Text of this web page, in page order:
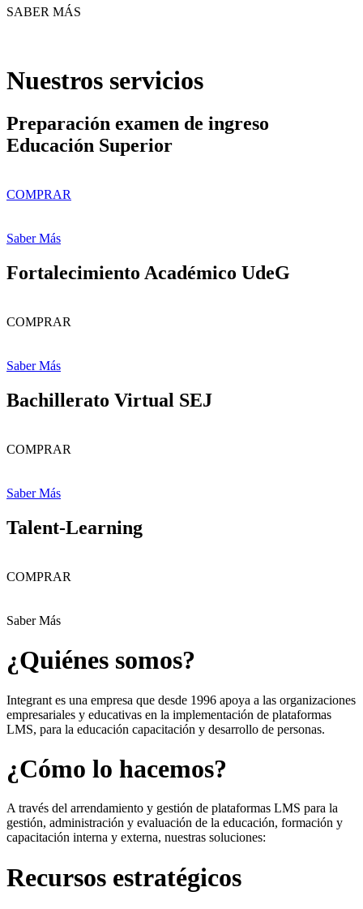
SABER MÁS
Nuestros servicios
Preparación examen de ingreso
Educación Superior
COMPRAR
Saber Más
Fortalecimiento Académico UdeG
COMPRAR
Saber Más
Bachillerato Virtual SEJ
COMPRAR
Saber Más
Talent-Learning
COMPRAR
Saber Más
¿Quiénes somos?
Integrant es una empresa que desde 1996 apoya a las organizaciones
empresariales y educativas en la implementación de plataformas
LMS, para la educación capacitación y desarrollo de personas.
¿Cómo lo hacemos?
A través del arrendamiento y gestión de plataformas LMS para la
gestión, administración y evaluación de la educación, formación y
capacitación interna y externa, nuestras soluciones:
Recursos estratégicos